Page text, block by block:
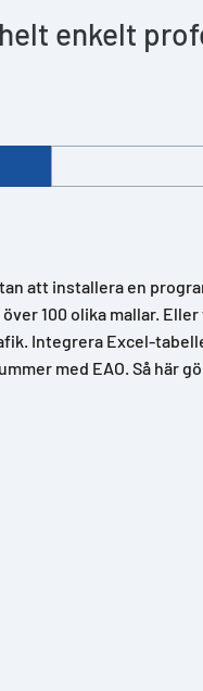
enkelt
att installera en
100 olika mallar.
Integrera Excel-
med EAO. Så här